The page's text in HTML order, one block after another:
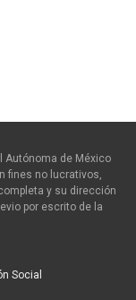
Autónoma de México
fines no lucrativos,
y su dirección
por escrito de la
Social